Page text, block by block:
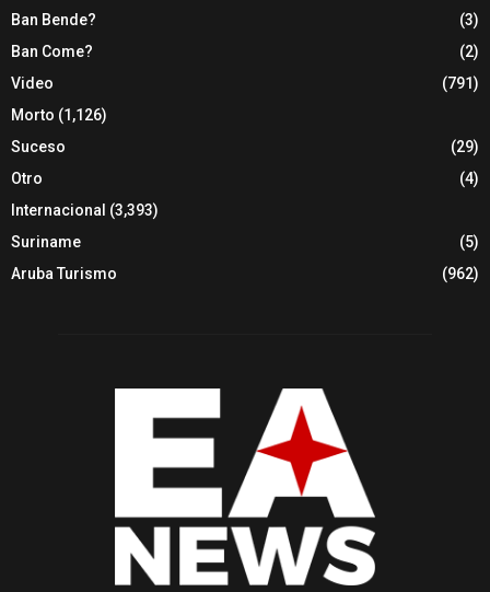
Ban Bende?
(3)
Ban Come?
(2)
Video
(791)
Morto (1,126)
Suceso
(29)
Otro
(4)
Internacional (3,393)
Suriname
(5)
Aruba Turismo
(962)